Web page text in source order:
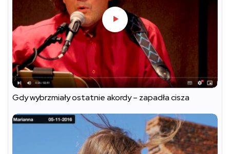
Gdy wybrzmiały ostatnie akordy – zapadła cisza